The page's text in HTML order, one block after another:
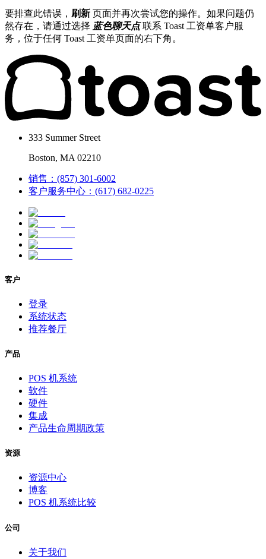
要排查此错误， 刷新 页面并再次尝试您的操作。如果问题仍
然存在，请通过选择 蓝色聊天点联系 Toast 工资单客户服
务，位于任何 Toast 工资单页面的右下角。
333 Summer Street
Boston, MA 02210
销售：(857) 301-6002
客户服务中心：(617) 682-0225
客户
登录
系统状态
推荐餐厅
产品
POS 机系统
软件
硬件
集成
产品生命周期政策
资源
资源中心
博客
POS 机系统比较
公司
关于我们